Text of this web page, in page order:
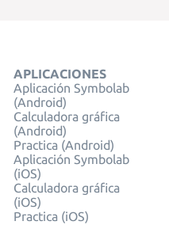
APLICACIONES
Aplicación Symbolab
(Android)
Calculadora gráfica
(Android)
Practica (Android)
Aplicación Symbolab
(iOS)
Calculadora gráfica
(iOS)
Practica (iOS)